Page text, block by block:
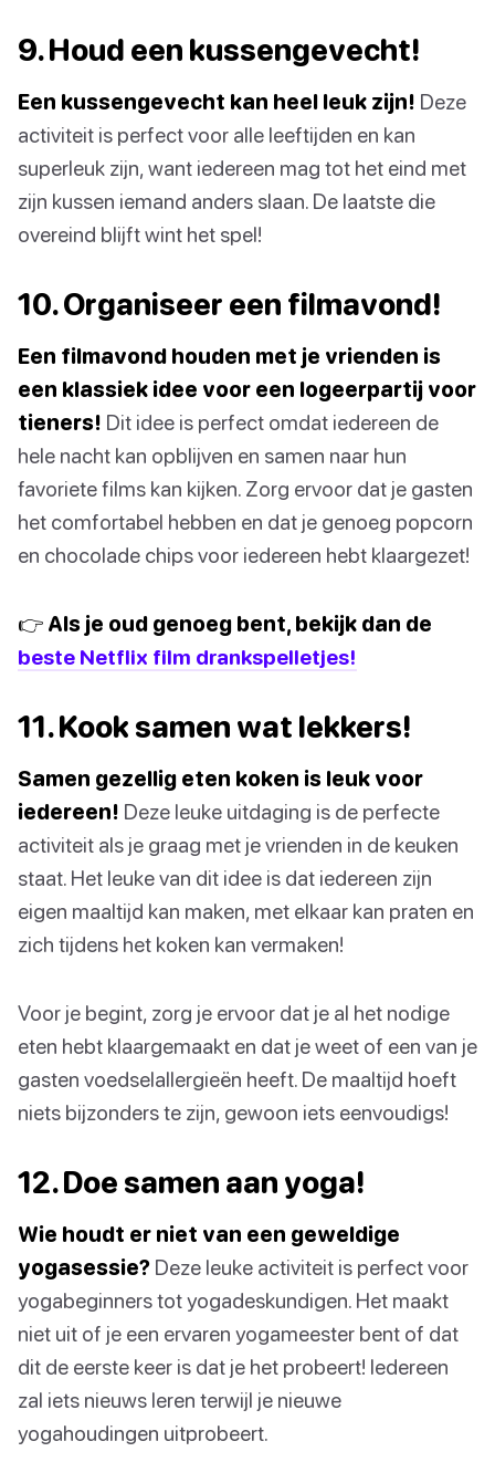
9. Houd een kussengevecht!
Een kussengevecht kan heel leuk zijn! Deze
activiteit is perfect voor alle leeftijden en kan
superleuk zijn, want iedereen mag tot het eind met
zijn kussen iemand anders slaan. De laatste die
overeind blijft wint het spel!
10. Organiseer een filmavond!
Een filmavond houden met je vrienden is
een klassiek idee voor een logeerpartij voor
tieners! Dit idee is perfect omdat iedereen de
hele nacht kan opblijven en samen naar hun
favoriete films kan kijken. Zorg ervoor dat je gasten
het comfortabel hebben en dat je genoeg popcorn
en chocolade chips voor iedereen hebt klaargezet!
👉 Als je oud genoeg bent, bekijk dan de
beste Netflix film drankspelletjes!
11. Kook samen wat lekkers!
Samen gezellig eten koken is leuk voor
iedereen! Deze leuke uitdaging is de perfecte
activiteit als je graag met je vrienden in de keuken
staat. Het leuke van dit idee is dat iedereen zijn
eigen maaltijd kan maken, met elkaar kan praten en
zich tijdens het koken kan vermaken!
Voor je begint, zorg je ervoor dat je al het nodige
eten hebt klaargemaakt en dat je weet of een van je
gasten voedselallergieën heeft. De maaltijd hoeft
niets bijzonders te zijn, gewoon iets eenvoudigs!
12. Doe samen aan yoga!
Wie houdt er niet van een geweldige
yogasessie? Deze leuke activiteit is perfect voor
yogabeginners tot yogadeskundigen. Het maakt
niet uit of je een ervaren yogameester bent of dat
dit de eerste keer is dat je het probeert! Iedereen
zal iets nieuws leren terwijl je nieuwe
yogahoudingen uitprobeert.